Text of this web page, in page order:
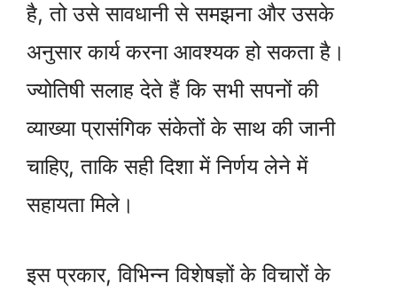
है, तो उसे सावधानी से समझना और उसके
अनुसार कार्य करना आवश्यक हो सकता है।
ज्योतिषी सलाह देते हैं कि सभी सपनों की
व्याख्या प्रासंगिक संकेतों के साथ की जानी
चाहिए, ताकि सही दिशा में निर्णय लेने में
सहायता मिले।
इस प्रकार, विभिन्न विशेषज्ञों के विचारों के